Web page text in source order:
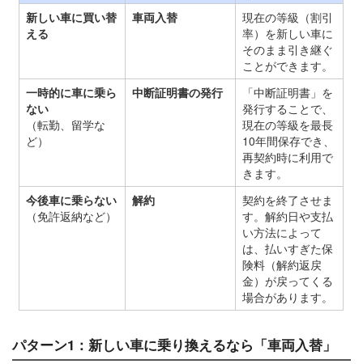
新しい車に買い替
える
車両入替
現在の等級（割引
率）を新しい車に
そのまま引き継ぐ
ことができます。
一時的に車に乗ら
ない
（転勤、留学な
ど）
中断証明書の発行
「中断証明書」を
発行することで、
現在の等級を最長
10年間保存でき、
再契約時に利用で
きます。
今後車に乗らない
（免許返納など）
解約
契約を終了させま
す。解約日や支払
い方法によって
は、払いすぎた保
険料（解約返戻
金）が戻ってくる
場合があります。
パターン1：新しい車に乗り換えるなら「車両入替」